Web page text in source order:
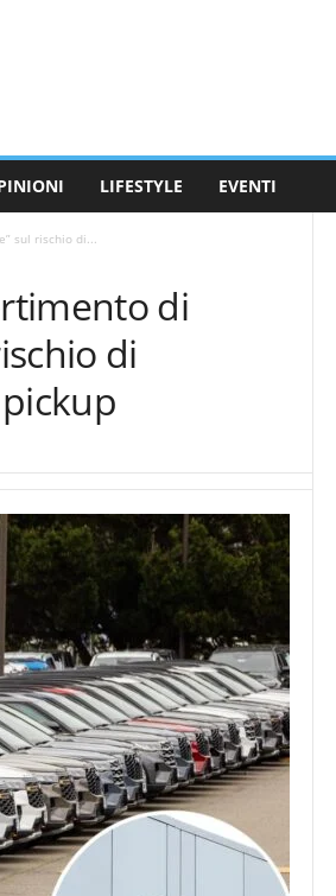
LIFESTYLE EVENTI
sul rischio di...
di
di